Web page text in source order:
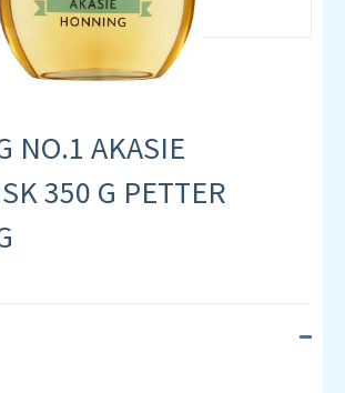
NO.1 AKASIE
350 G PETTER